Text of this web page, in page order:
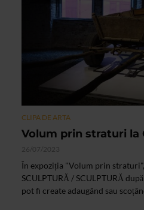
CLIPA DE ARTA
Volum prin straturi la
26/07/2023
În expoziția "Volum prin
SCULPTURĂ / SCULPTURĂ
pot fi create adaugând sau